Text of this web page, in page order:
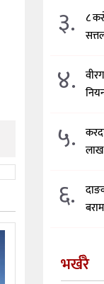
३.
८
४.
५.
लाख
६.
भर्खरै